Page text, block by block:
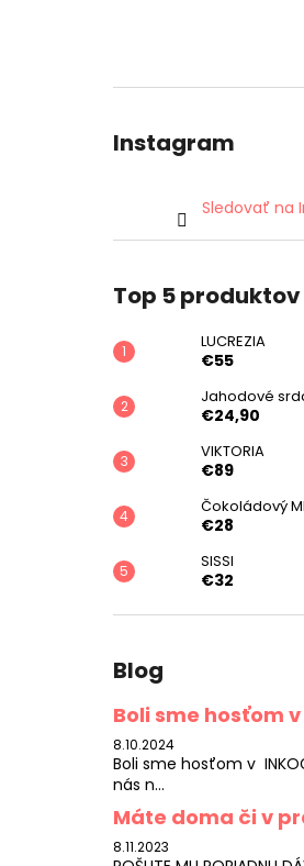
Instagram
Sledovať na
Top 5 produktov
LUCREZIA
€55
Jahodové
€24,90
VIKTORIA
€89
Čokoládový
€28
SISSI
€32
Blog
Boli sme hosťom v
8.10.2024
Boli sme hosťom v
nás n...
Máte doma či v
8.11.2023